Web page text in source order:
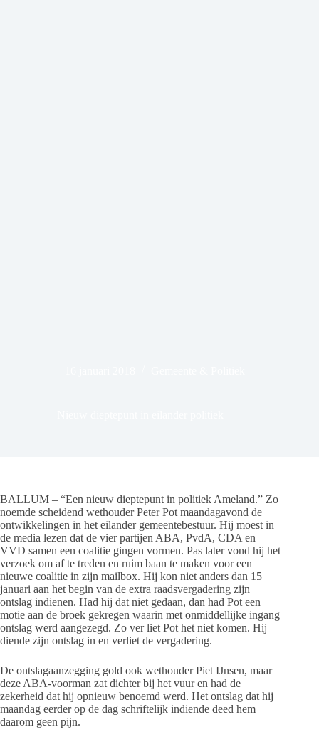
BALLUM – “Een nieuw dieptepunt in politiek Ameland.” Zo
noemde scheidend wethouder Peter Pot maandagavond de
ontwikkelingen in het eilander gemeentebestuur. Hij moest in
de media lezen dat de vier partijen ABA, PvdA, CDA en
VVD samen een coalitie gingen vormen. Pas later vond hij het
verzoek om af te treden en ruim baan te maken voor een
nieuwe coalitie in zijn mailbox. Hij kon niet anders dan 15
januari aan het begin van de extra raadsvergadering zijn
ontslag indienen. Had hij dat niet gedaan, dan had Pot een
motie aan de broek gekregen waarin met onmiddellijke ingang
ontslag werd aangezegd. Zo ver liet Pot het niet komen. Hij
diende zijn ontslag in en verliet de vergadering.
De ontslagaanzegging gold ook wethouder Piet IJnsen, maar
deze ABA-voorman zat dichter bij het vuur en had de
zekerheid dat hij opnieuw benoemd werd. Het ontslag dat hij
maandag eerder op de dag schriftelijk indiende deed hem
daarom geen pijn.